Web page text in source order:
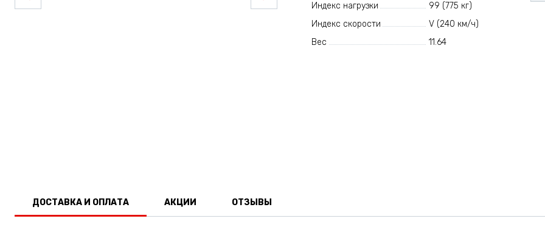
Индекс нагрузки
99 (775 кг)
Индекс скорости
V (240 км/ч)
Вес
11.64
ДОСТАВКА И ОПЛАТА АКЦИИ ОТЗЫВЫ